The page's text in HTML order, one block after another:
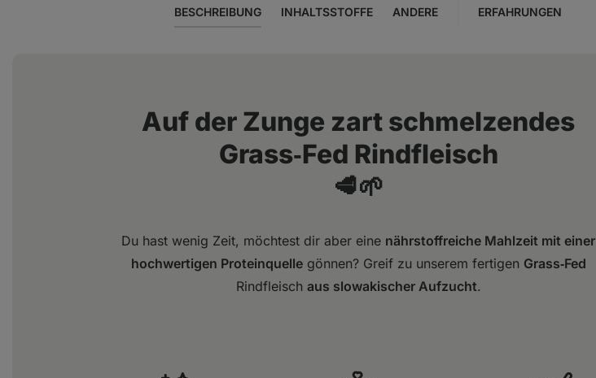
BESCHREIBUNG INHALTSSTOFFE ANDERE ERFAHRUNGEN
Auf der Zunge zart schmelzendes
Grass‑Fed Rindfleisch
🥩🌱
Du hast wenig Zeit, möchtest dir aber eine nährstoffreiche Mahlzeit mit einer
hochwertigen Proteinquellegönnen? Greif zu unserem fertigen Grass‑Fed
Rindfleisch aus slowakischer Aufzucht.